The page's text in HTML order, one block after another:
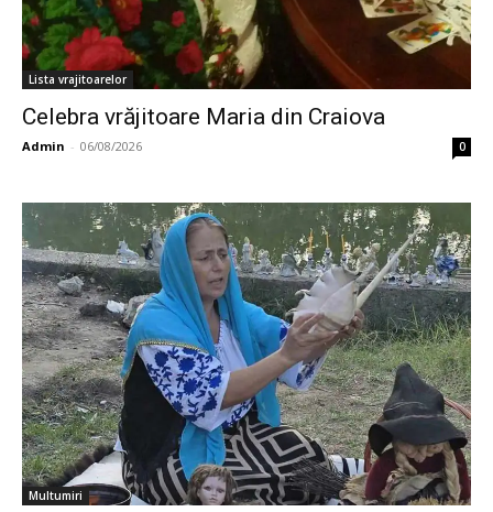
Lista vrajitoarelor
Celebra vrăjitoare Maria din Craiova
Admin - 06/08/2026 0
Multumiri